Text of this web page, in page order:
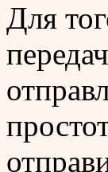
Для